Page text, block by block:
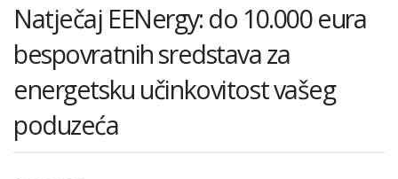
Natječaj EENergy: do 10.000 eura
bespovratnih sredstava za
energetsku učinkovitost vašeg
poduzeća